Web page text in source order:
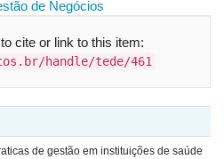
de Negócios
cite or link to this item:
handle/tede/461
de gestão em instituições de saúde